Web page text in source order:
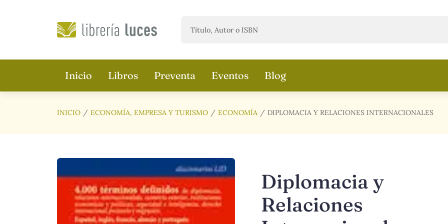
Inicio Libros Preventa Eventos Blog
INICIO ECONOMÍA, EMPRESA Y TURISMO ECONOMÍA DIPLOMACIA Y RELACIONES INTERNACIONALES
Diplomacia y
Relaciones